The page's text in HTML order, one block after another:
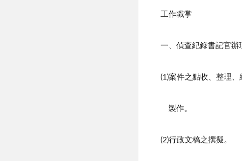
工作職掌
一、偵查紀錄書記官辦
(1)案件之點收、整理
製作。
(2)行政文稿之撰擬。